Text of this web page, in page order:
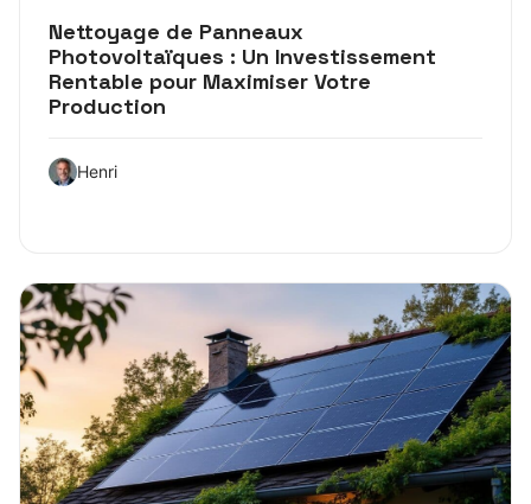
Nettoyage de Panneaux
Photovoltaïques : Un Investissement
Rentable pour Maximiser Votre
Production
Henri